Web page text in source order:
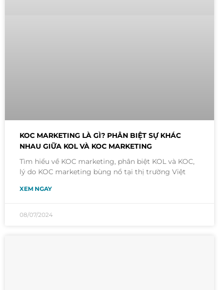
KOC MARKETING LÀ GÌ? PHÂN BIỆT SỰ KHÁC
NHAU GIỮA KOL VÀ KOC MARKETING
Tìm hiểu về KOC marketing, phân biệt KOL và KOC,
lý do KOC marketing bùng nổ tại thị trường Việt
XEM NGAY
08/07/2024